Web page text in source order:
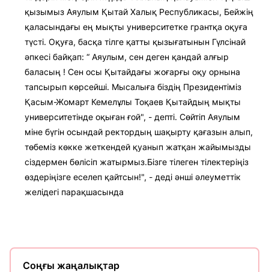
қызымыз Аяулым Қытай Халық Республикасы, Бейжің
қаласындағы ең мықты университетке грантқа оқуға
түсті. Оқуға, басқа тілге қатты қызығатынын Гүлсінай
әпкесі байқап: “ Аяулым, сен деген қандай алғыр
баласың ! Сен осы Қытайдағы жоғарғы оқу орнына
тапсырып көрсейші. Мысалыға біздің Президентіміз
Қасым-Жомарт Кемелұлы Тоқаев Қытайдың мықты
университетінде оқыған ғой", - депті. Сөйтіп Аяулым
міне бүгін осындай ректордың шақырту қағазын алып,
төбеміз көкке жеткендей қуанып жатқан жайымызды
сіздермен бөлісіп жатырмыз.Бізге тілеген тілектеріңіз
өздеріңізге еселеп қайтсын!", - деді әнші әлеуметтік
желідегі парақшасында
Соңғы жаңалықтар